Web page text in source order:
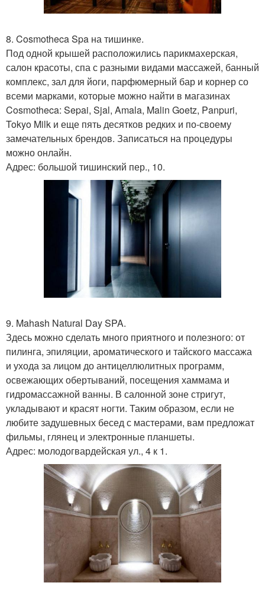
8. Cosmotheca Spa на тишинке.
Под одной крышей расположились парикмахерская,
салон красоты, спа с разными видами массажей, банный
комплекс, зал для йоги, парфюмерный бар и корнер со
всеми марками, которые можно найти в магазинах
Cosmotheca: Sepai, Sjal, Amala, Malin Goetz, Panpuri,
Tokyo Milk и еще пять десятков редких и по-своему
замечательных брендов. Записаться на процедуры
можно онлайн.
Адрес: большой тишинский пер., 10.
9. Mahash Natural Day SPA.
Здесь можно сделать много приятного и полезного: от
пилинга, эпиляции, ароматического и тайского массажа
и ухода за лицом до антицеллюлитных программ,
освежающих обертываний, посещения хаммама и
гидромассажной ванны. В салонной зоне стригут,
укладывают и красят ногти. Таким образом, если не
любите задушевных бесед с мастерами, вам предложат
фильмы, глянец и электронные планшеты.
Адрес: молодогвардейская ул., 4 к 1.